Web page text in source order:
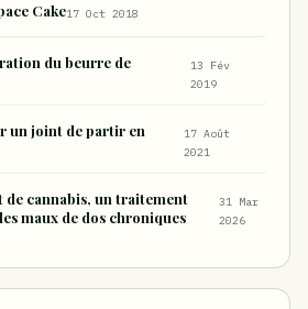
Cake17 Oct 2018
du beurre de
13 Fév
2019
un joint de partir en
17 Août
2021
de cannabis, un traitement
maux de dos chroniques
31 Mar
2026